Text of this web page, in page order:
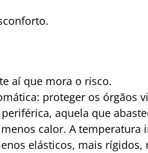
aí que mora o risco.
proteger os órgãos
aquela que
calor. A temperatura
elásticos, mais rígidos,